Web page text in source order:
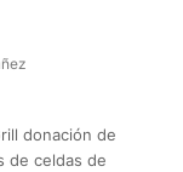
donación de
de celdas de